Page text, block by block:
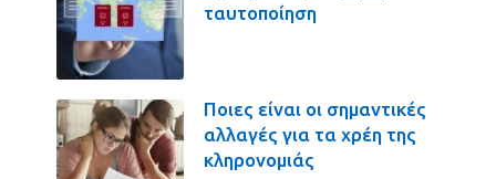
ταυτοποίηση
Ποιες είναι οι σημαντικές
αλλαγές για τα χρέη της
κληρονομιάς